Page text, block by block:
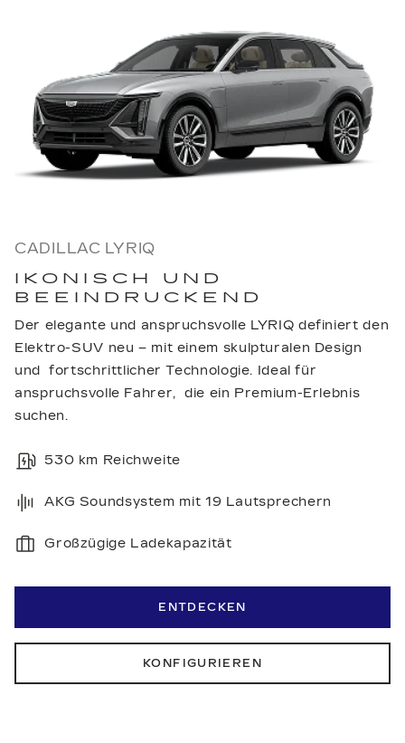
CADILLAC LYRIQ
IKONISCH UND
BEEINDRUCKEND
Der elegante und anspruchsvolle LYRIQ definiert den
Elektro-SUV neu – mit einem skulpturalen Design
und fortschrittlicher Technologie. Ideal für
anspruchsvolle Fahrer, die ein Premium-Erlebnis
suchen.
530 km Reichweite
AKG Soundsystem mit 19 Lautsprechern
Großzügige Ladekapazität
ENTDECKEN
KONFIGURIEREN